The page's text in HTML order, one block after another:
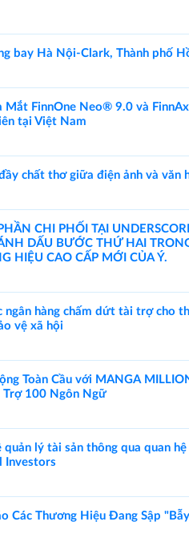
bay Hà Nội-Clark, Thành phố
Mắt FinnOne Neo® 9.0 và
tại Việt Nam
chất thơ giữa điện ảnh và văn
CHI PHỐI TẠI
DẤU BƯỚC THỨ HAI
HIỆU CAO CẤP MỚI CỦA Ý.
ngân hàng chấm dứt tài trợ cho
vệ xã hội
Toàn Cầu với MANGA
Trợ 100 Ngôn Ngữ
lý tài sản thông qua quan
Investors
Các Thương Hiệu Đang Sập